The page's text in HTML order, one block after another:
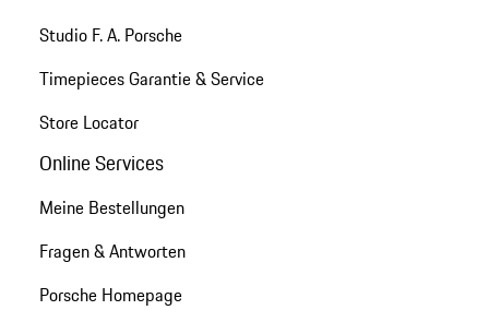
Studio F. A. Porsche
Timepieces Garantie & Service
Store Locator
Online Services
Meine Bestellungen
Fragen & Antworten
Porsche Homepage